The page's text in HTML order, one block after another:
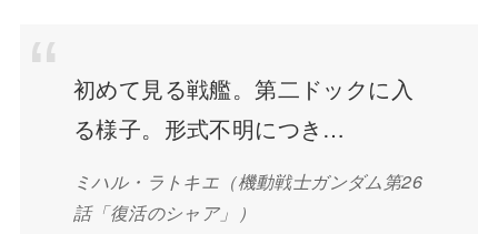
初めて見る戦艦。第二ドックに入
る様子。形式不明につき…
ミハル・ラトキエ（機動戦士ガンダム第26
話「復活のシャア」）